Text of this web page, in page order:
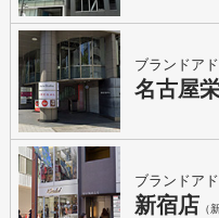
ブランドア
名古屋
ブランドア
新宿店 （